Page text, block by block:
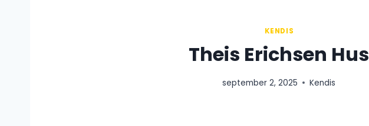
KENDIS
Theis Erichsen Hus
september 2, 2025 Kendis